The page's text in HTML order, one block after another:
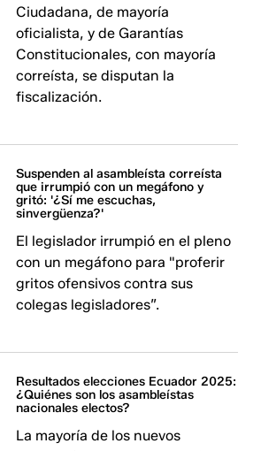
Ciudadana, de mayoría
oficialista, y de Garantías
Constitucionales, con mayoría
correísta, se disputan la
fiscalización.
Suspenden al asambleísta correísta
que irrumpió con un megáfono y
gritó: '¿Sí me escuchas,
sinvergüenza?'
El legislador irrumpió en el pleno
con un megáfono para "proferir
gritos ofensivos contra sus
colegas legisladores”.
Resultados elecciones Ecuador 2025:
¿Quiénes son los asambleístas
nacionales electos?
La mayoría de los nuevos